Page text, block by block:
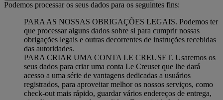
Podemos processar os seus dados para os seguintes fins:
PARA AS NOSSAS OBRIGAÇÕES LEGAIS. Podemos ter
que processar alguns dados sobre si para cumprir nossas
obrigações legais e outras decorrentes de instruções recebidas
das autoridades.
PARA CRIAR UMA CONTA LE CREUSET. Usaremos os
seus dados para criar uma conta Le Creuset que lhe dará
acesso a uma série de vantagens dedicadas a usuários
registrados, para aproveitar melhor os nossos serviços, como
check-out mais rápido, guardar vários endereços de entrega,